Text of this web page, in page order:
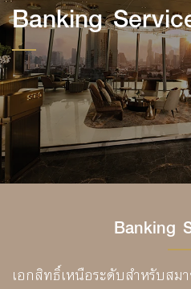
Banking
Banking
เอกสิทธิ์เหนือระดับสำหรับสมา